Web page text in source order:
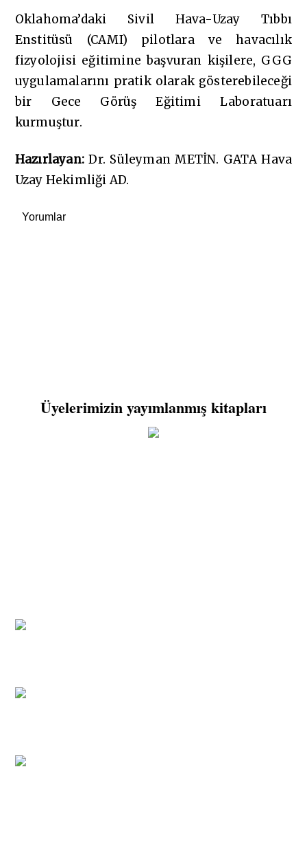
Oklahoma’daki Sivil Hava-Uzay Tıbbı
Enstitüsü (CAMI) pilotlara ve havacılık
fizyolojisi eğitimine başvuran kişilere, GGG
uygulamalarını pratik olarak gösterebileceği
bir Gece Görüş Eğitimi Laboratuarı
kurmuştur.
Hazırlayan: Dr. Süleyman METİN. GATA Hava
Uzay Hekimliği AD.
Yorumlar
Üyelerimizin yayımlanmış kitapları